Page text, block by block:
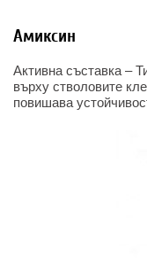
Амиксин
Активна съставка –
върху стволовите
повишава